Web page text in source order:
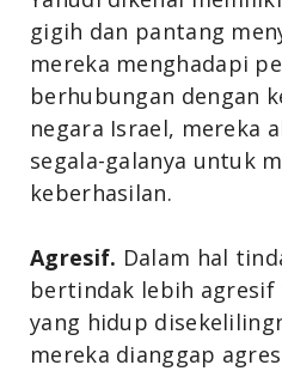
gigih dan pantang
mereka menghadapi
berhubungan dengan
negara Israel, mereka
segala-galanya untuk
keberhasilan.
Agresif. Dalam hal
bertindak lebih agresif
yang hidup
mereka dianggap